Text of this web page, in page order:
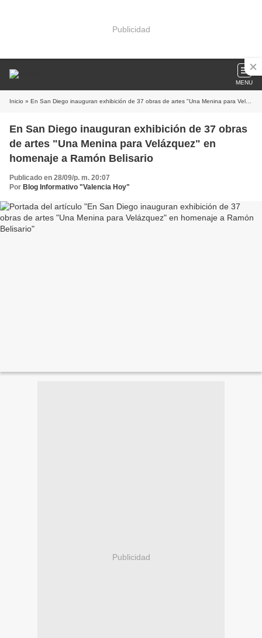
Publicidad
MENU
Inicio » En San Diego inauguran exhibición de 37 obras de artes "Una Menina para Velázquez" en homenaje a Ramón Belisario
En San Diego inauguran exhibición de 37 obras
de artes "Una Menina para Velázquez" en
homenaje a Ramón Belisario
Publicado en 28/09/p. m. 20:07
Por Blog Informativo "Valencia Hoy"
Publicidad